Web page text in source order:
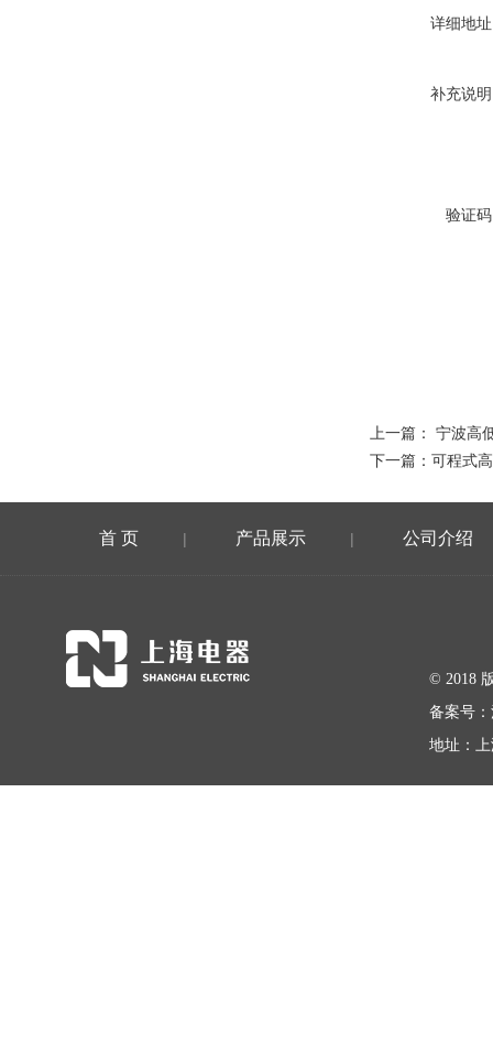
详细地
补充说
验证
上一篇： 宁波高
下一篇： 可程式
首 页 | 产品展示 | 公司介绍
© 2018
备案号：
地址：